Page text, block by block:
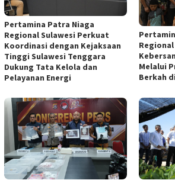
Pertamina Patra Niaga
Regional Sulawesi Perkuat
Koordinasi dengan Kejaksaan
Tinggi Sulawesi Tenggara
Dukung Tata Kelola dan
Pelayanan Energi
Melalui
Berkah